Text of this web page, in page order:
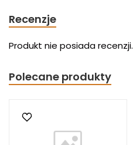
Recenzje
Produkt nie posiada recenzji.
Polecane produkty